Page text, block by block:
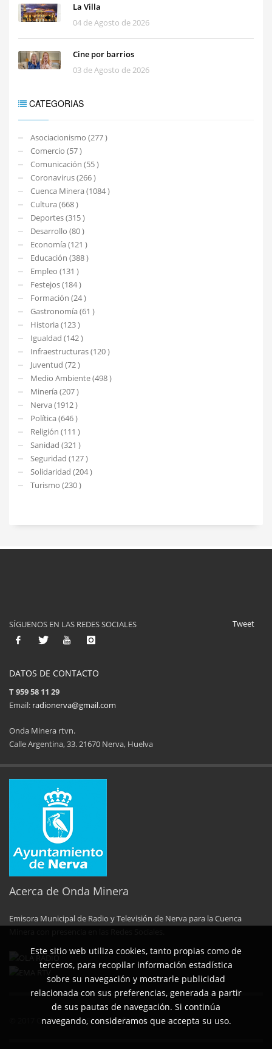
La Villa
04 de Agosto de 2026
Cine por barrios
03 de Agosto de 2026
CATEGORIAS
Asociacionismo (277 )
Comercio (57 )
Comunicación (55 )
Coronavirus (266 )
Cuenca Minera (1084 )
Cultura (668 )
Deportes (315 )
Desarrollo (80 )
Economía (121 )
Educación (388 )
Empleo (131 )
Festejos (184 )
Formación (24 )
Gastronomía (61 )
Historia (123 )
Igualdad (142 )
Infraestructuras (120 )
Juventud (72 )
Medio Ambiente (498 )
Minería (207 )
Nerva (1912 )
Política (646 )
Religión (111 )
Sanidad (321 )
Seguridad (127 )
Solidaridad (204 )
Turismo (230 )
Tweet
SÍGUENOS EN LAS REDES SOCIALES
DATOS DE CONTACTO
T 959 58 11 29
Email: radionerva@gmail.com
Onda Minera rtvn.
Calle Argentina, 33. 21670 Nerva, Huelva
Acerca de Onda Minera
Emisora Municipal de Radio y Televisión de Nerva para la Cuenca
© 2017 Onda MInera Rtvn.Diseño web Symonline.
Este sitio web utiliza cookies, tanto propias como de
terceros, para recopilar información estadística
sobre su navegación y mostrarle publicidad
relacionada con sus preferencias, generada a partir
de sus pautas de navegación. Si continúa
navegando, consideramos que accepta su uso.